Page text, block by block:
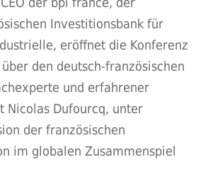
Investitionsbank für
eröffnet die Konferenz
den deutsch-französischen
und erfahrener
Nicolas Dufourcq, unter
der französischen
im globalen Zusammenspiel